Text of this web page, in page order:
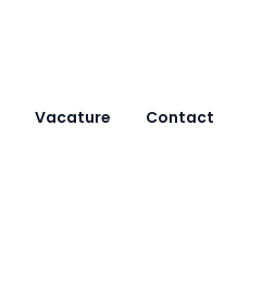
Vacature Contact